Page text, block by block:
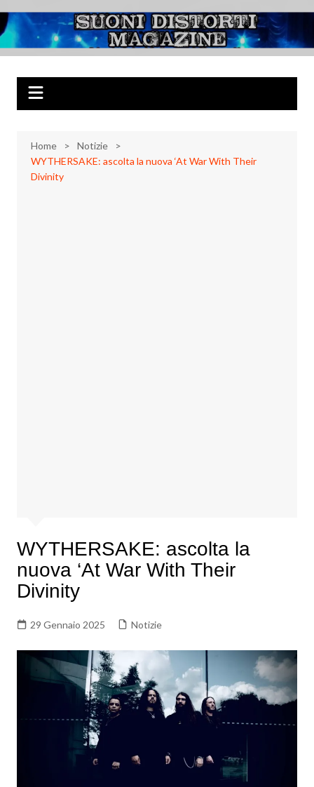
al
contenuto
Suoni Distorti
Magazine
Musica Rock, Metal, Punk e varie sonorità alternative
Home
Notizie
WYTHERSAKE: ascolta la nuova ‘At War With Their
Divinity
WYTHERSAKE: ascolta la
nuova ‘At War With Their
Divinity
29 Gennaio 2025 Notizie